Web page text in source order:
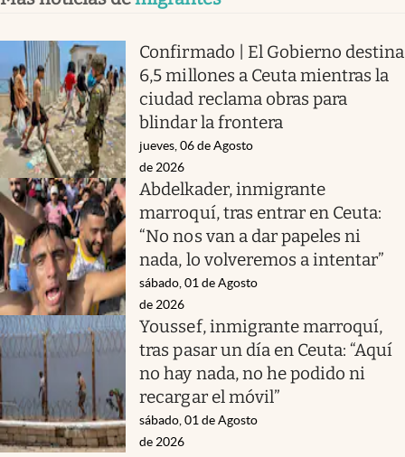
Confirmado | El Gobierno destina
6,5 millones a Ceuta mientras la
ciudad reclama obras para
blindar la frontera
jueves, 06 de Agosto
de 2026
Abdelkader, inmigrante
marroquí, tras entrar en Ceuta:
“No nos van a dar papeles ni
nada, lo volveremos a intentar”
sábado, 01 de Agosto
de 2026
Youssef, inmigrante marroquí,
tras pasar un día en Ceuta: “Aquí
no hay nada, no he podido ni
recargar el móvil”
sábado, 01 de Agosto
de 2026